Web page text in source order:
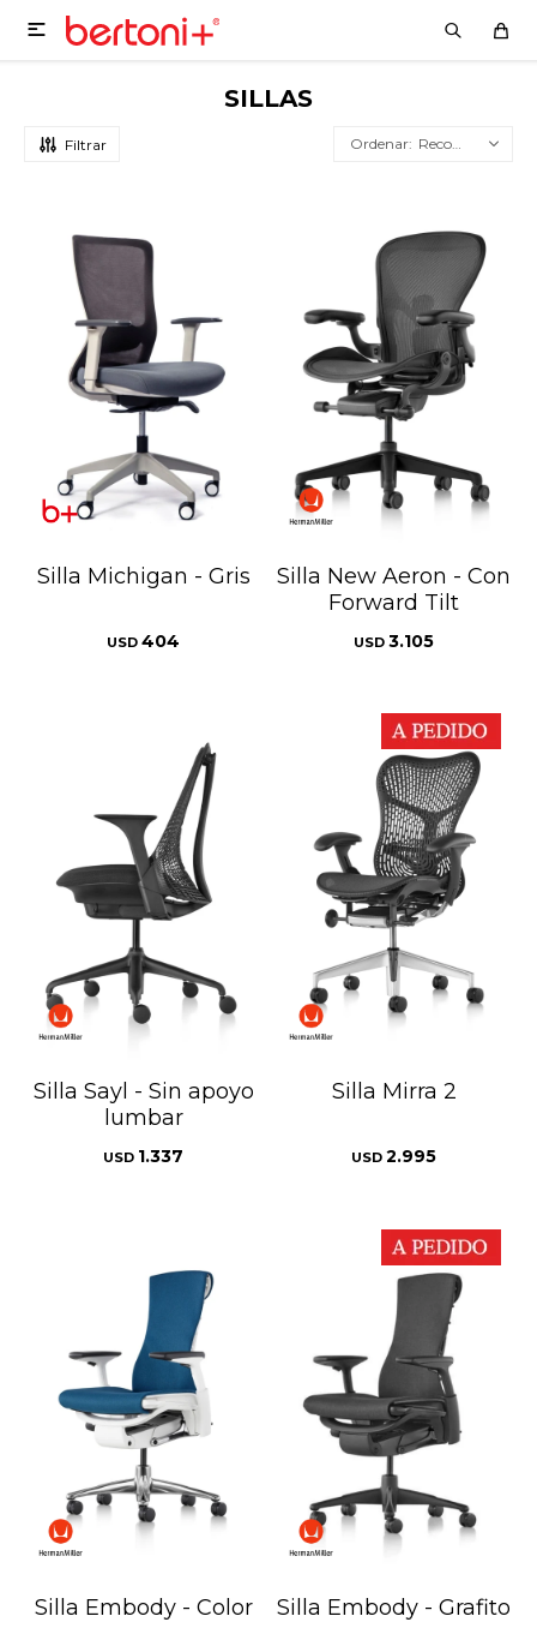

SILLAS
Recomendados
Silla Michigan - Gris
USD 404
Silla New Aeron - Con
Forward Tilt
USD 3.105
Silla Sayl - Sin apoyo
lumbar
USD 1.337
Silla Mirra 2
USD 2.995
Silla Embody - Color Silla Embody - Grafito